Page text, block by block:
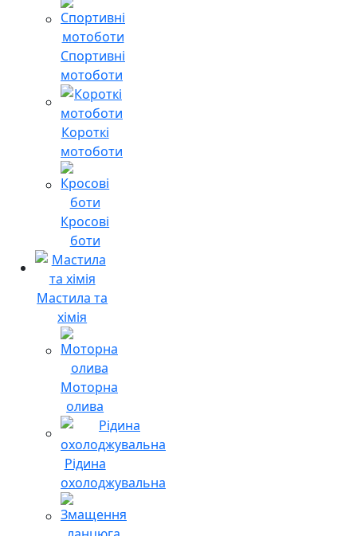
Спортивні
мотоботи
Короткі
мотоботи
Кросові
боти
Мастила та
хімія
Моторна
олива
Рідина
охолоджувальна